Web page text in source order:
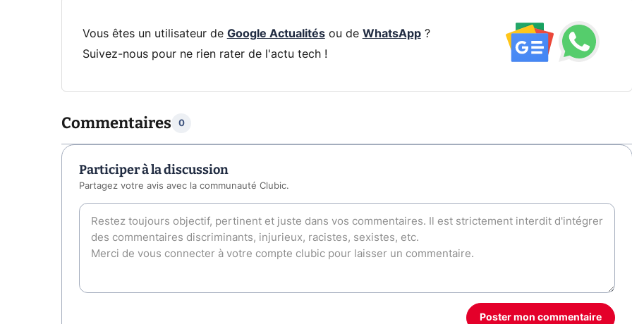
Vous êtes un utilisateur de Google Actualitésou de WhatsApp?
Suivez-nous pour ne rien rater de l'actu tech !
Commentaires 0
Participer à la discussion
Partagez votre avis avec la communauté Clubic.
Poster mon commentaire